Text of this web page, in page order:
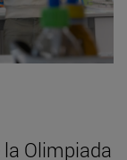
la Olimpiada